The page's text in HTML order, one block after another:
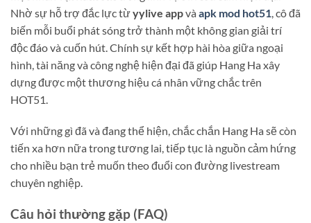
Nhờ sự hỗ trợ đắc lực từyylive appvà apk mod hot51 , cô đã
biến mỗi buổi phát sóng trở thành một không gian giải trí
độc đáo và cuốn hút. Chính sự kết hợp hài hòa giữa ngoại
hình, tài năng và công nghệ hiện đại đã giúp Hang Ha xây
dựng được một thương hiệu cá nhân vững chắc trên
HOT51.
Với những gì đã và đang thể hiện, chắc chắn Hang Ha sẽ còn
tiến xa hơn nữa trong tương lai, tiếp tục là nguồn cảm hứng
cho nhiều bạn trẻ muốn theo đuổi con đường livestream
chuyên nghiệp.
Câu hỏi thường gặp (FAQ)